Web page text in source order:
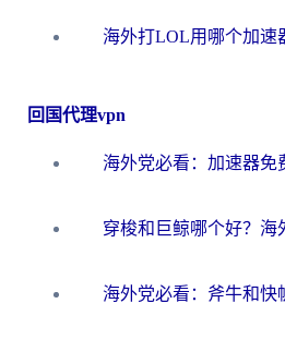
回国代理vpn